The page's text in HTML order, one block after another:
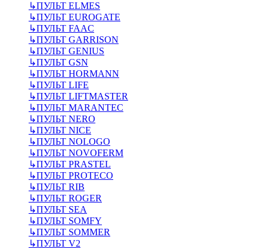
↳ПУЛЬТ ELMES
↳ПУЛЬТ EUROGATE
↳ПУЛЬТ FAAC
↳ПУЛЬТ GARRISON
↳ПУЛЬТ GENIUS
↳ПУЛЬТ GSN
↳ПУЛЬТ HORMANN
↳ПУЛЬТ LIFE
↳ПУЛЬТ LIFTMASTER
↳ПУЛЬТ MARANTEC
↳ПУЛЬТ NERO
↳ПУЛЬТ NICE
↳ПУЛЬТ NOLOGO
↳ПУЛЬТ NOVOFERM
↳ПУЛЬТ PRASTEL
↳ПУЛЬТ PROTECO
↳ПУЛЬТ RIB
↳ПУЛЬТ ROGER
↳ПУЛЬТ SEA
↳ПУЛЬТ SOMFY
↳ПУЛЬТ SOMMER
↳ПУЛЬТ V2